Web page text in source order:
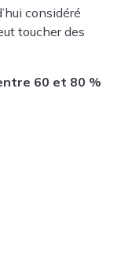
considéré
toucher des
60 et 80 %